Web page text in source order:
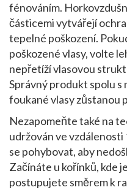
fénováním.
částicemi vytvářejí
tepelné poškození.
poškozené vlasy, volte
nepřetíží vlasovou
Správný produkt spolu s
foukané vlasyzůstanou
Nezapomeňte také na
udržován ve vzdálenosti
se pohybovat, aby
Začínáte u kořínků, kde
postupujete směrem k